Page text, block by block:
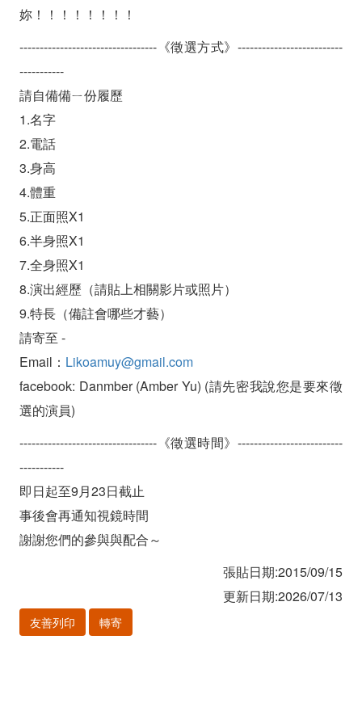
妳！！！！！！！！
----------------------------------《徵選方式》--------------------------
-----------
請自備備ㄧ份履歷
1.名字
2.電話
3.身高
4.體重
5.正面照X1
6.半身照X1
7.全身照X1
8.演出經歷（請貼上相關影片或照片）
9.特長（備註會哪些才藝）
請寄至 -
Email： Likoamuy@gmail.com
facebook: Danmber (Amber Yu) (請先密我說您是要來徵
選的演員)
----------------------------------《徵選時間》--------------------------
-----------
即日起至9月23日截止
事後會再通知視鏡時間
謝謝您們的參與與配合～
張貼日期:2015/09/15
更新日期:2026/07/13
友善列印 轉寄